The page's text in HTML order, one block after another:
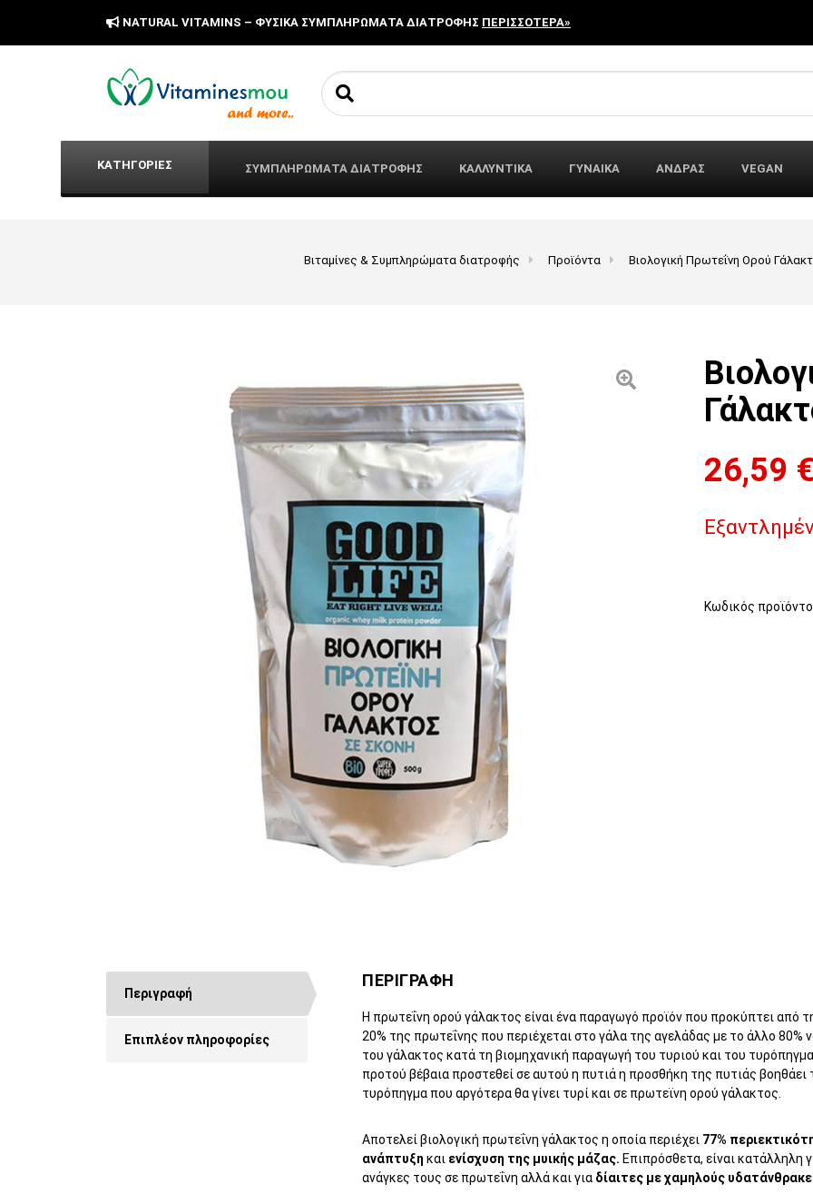
NATURAL VITAMINS – ΦΥΣΙΚΑ ΣΥΜΠΛΗΡΩΜΑΤΑ ΔΙΑΤΡΟΦΗΣ ΠΕΡΙΣΣΟΤΕΡΑ»
Search for:
ΚΑΤΗΓΟΡΙΕΣ ΣΥΜΠΛΗΡΩΜΑΤΑ ΔΙΑΤΡΟΦΗΣ ΚΑΛΛΥΝΤΙΚΑ ΓΥΝΑΙΚΑ ΑΝΔΡΑΣ VEGAN
Βιταμίνες & Συμπληρώματα διατροφής Προϊόντα Βιολογική Πρωτεΐνη Ορού
26,59 €
Κωδικός
Περιγραφή
Επιπλέον πληροφορίες
ΠΕΡΙΓΡΑΦΗ
Η πρωτεΐνη ορού γάλακτος είναι ένα παραγωγό προϊόν που προκύπτει από
20% της πρωτεΐνης που περιέχεται στο γάλα της αγελάδας με το άλλο 80%
του γάλακτος κατά τη βιομηχανική παραγωγή του τυριού και του
προτού βέβαια προστεθεί σε αυτού η πυτιά η προσθήκη της πυτιάς
τυρόπηγμα που αργότερα θα γίνει τυρί και σε πρωτεϊνη ορού γάλακτος.
Αποτελεί βιολογική πρωτεΐνη γάλακτος η οποία περιέχει 77%
ανάπτυξη και ενίσχυση της μυικής μάζας. Επιπρόσθετα, είναι κατάλληλη
ανάγκες τους σε πρωτεΐνη αλλά και για δίαιτες με χαμηλούς